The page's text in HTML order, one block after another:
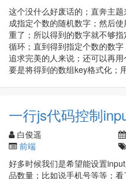
这个没什么好废话的；直奔主
成指定个数的随机数字；然后
重了；所以得到的数字就不够
循环；直到得到指定个数的数
追求完美的人来说；还可以再
要是将得到的数组key格式化；
一行js代码控制
白俊遥
前端
好多时候我们是希望能设置
品数量；比如说手机号等等；